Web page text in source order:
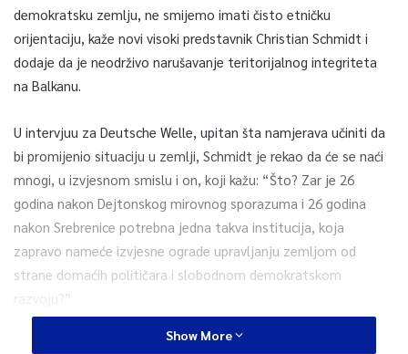
demokratsku zemlju, ne smijemo imati čisto etničku
orijentaciju, kaže novi visoki predstavnik Christian Schmidt i
dodaje da je neodrživo narušavanje teritorijalnog integriteta
na Balkanu.
U intervjuu za Deutsche Welle, upitan šta namjerava učiniti da
bi promijenio situaciju u zemlji, Schmidt je rekao da će se naći
mnogi, u izvjesnom smislu i on, koji kažu: “Što? Zar je 26
godina nakon Dejtonskog mirovnog sporazuma i 26 godina
nakon Srebrenice potrebna jedna takva institucija, koja
zapravo nameće izvjesne ograde upravljanju zemljom od
strane domaćih političara i slobodnom demokratskom
razvoju?”
– Ali, upravo posljednjih deset godina su bile nazadne i vratile
Show More